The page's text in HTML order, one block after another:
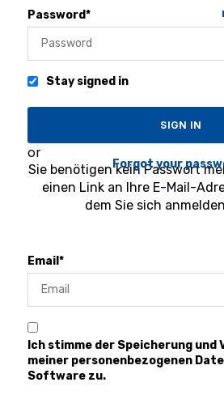
Password*
Stay signed in
Forgot your
or
Sie benötigen kein Passwort
einen Link an Ihre E-Mail-
dem Sie sich
Email*
Ich stimme der Speicherung und
meiner personenbezogenen
Software zu.